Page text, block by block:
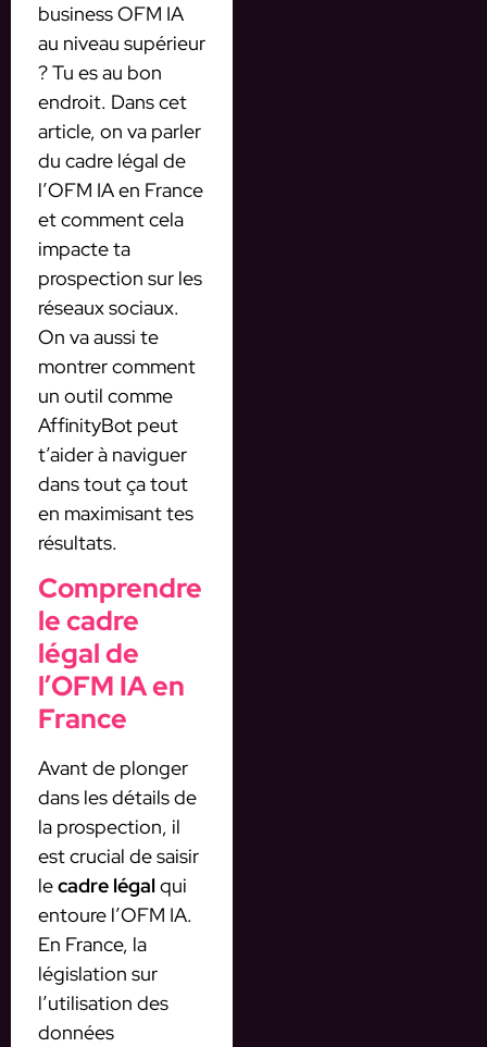
business OFM IA
au niveau supérieur
? Tu es au bon
endroit. Dans cet
article, on va parler
du cadre légal de
l’OFM IA en France
et comment cela
impacte ta
prospection sur les
réseaux sociaux.
On va aussi te
montrer comment
un outil comme
AffinityBot peut
t’aider à naviguer
dans tout ça tout
en maximisant tes
résultats.
Comprendre
le cadre
légal de
l’OFM IA en
France
Avant de plonger
dans les détails de
la prospection, il
est crucial de saisir
lecadre légalqui
entoure l’OFM IA.
En France, la
législation sur
l’utilisation des
données